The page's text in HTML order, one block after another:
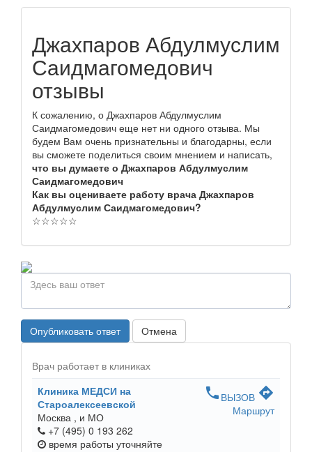
Джахпаров Абдулмуслим
Саидмагомедович
отзывы
К сожалению, о Джахпаров Абдулмуслим
Саидмагомедович еще нет ни одного отзыва. Мы
будем Вам очень признательны и благодарны, если
вы сможете поделиться своим мнением и написать,
что вы думаете о Джахпаров Абдулмуслим
Саидмагомедович
Как вы оцениваете работу врача Джахпаров
Абдулмуслим Саидмагомедович?
☆☆☆☆☆
Опубликовать ответ Отмена
Врач работает в клиниках
Клиника МЕДСИ на
Староалексеевской
Москва , и МО
+7 (495) 0 193 262
время работы уточняйте
phone ВЫЗОВ directions
Маршрут